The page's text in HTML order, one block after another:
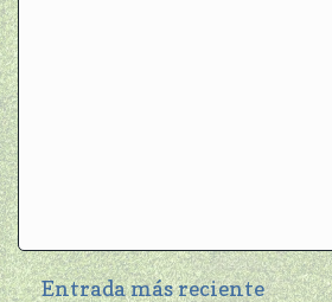
Entrada más reciente